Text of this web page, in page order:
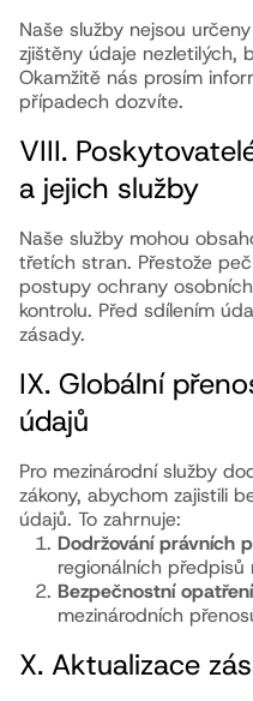
Naše služby nejsou
zjištěny údaje nezletilých,
Okamžitě nás prosím
případech dozvíte.
VIII.
a jejich služby
Naše služby mohou
třetích stran. Přestože
postupy ochrany
kontrolu. Před sdílením
zásady.
IX. Globální
údajů
Pro mezinárodní služby
zákony, abychom zajistili
údajů. To zahrnuje:
Dodržování právních
regionálních
Bezpečnostní opatření
mezinárodních
X. Aktualizace